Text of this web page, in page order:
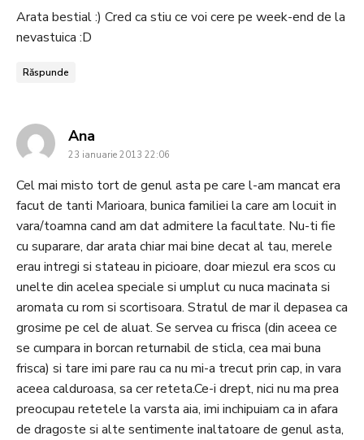
Arata bestial :) Cred ca stiu ce voi cere pe week-end de la
nevastuica :D
Răspunde
Ana
23 ianuarie 2013 22:06
Cel mai misto tort de genul asta pe care l-am mancat era
facut de tanti Marioara, bunica familiei la care am locuit in
vara/toamna cand am dat admitere la facultate. Nu-ti fie
cu suparare, dar arata chiar mai bine decat al tau, merele
erau intregi si stateau in picioare, doar miezul era scos cu
unelte din acelea speciale si umplut cu nuca macinata si
aromata cu rom si scortisoara. Stratul de mar il depasea ca
grosime pe cel de aluat. Se servea cu frisca (din aceea ce
se cumpara in borcan returnabil de sticla, cea mai buna
frisca) si tare imi pare rau ca nu mi-a trecut prin cap, in vara
aceea calduroasa, sa cer reteta.Ce-i drept, nici nu ma prea
preocupau retetele la varsta aia, imi inchipuiam ca in afara
de dragoste si alte sentimente inaltatoare de genul asta,